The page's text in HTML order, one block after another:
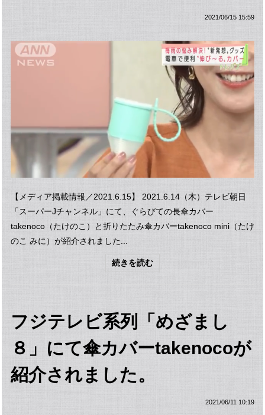
2021/06/15 15:59
【メディア掲載情報／2021.6.15】 2021.6.14（木）テレビ朝日
「スーパーJチャンネル」にて、ぐらびての長傘カバー
takenoco（たけのこ）と折りたたみ傘カバーtakenoco mini（たけ
のこ みに）が紹介されました...
続きを読む
フジテレビ系列「めざまし
８」にて傘カバーtakenocoが
紹介されました。
2021/06/11 10:19